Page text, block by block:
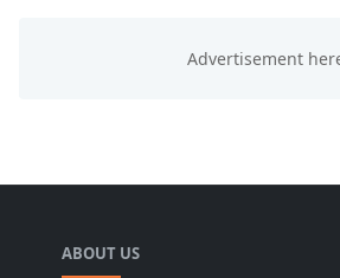
ABOUT US